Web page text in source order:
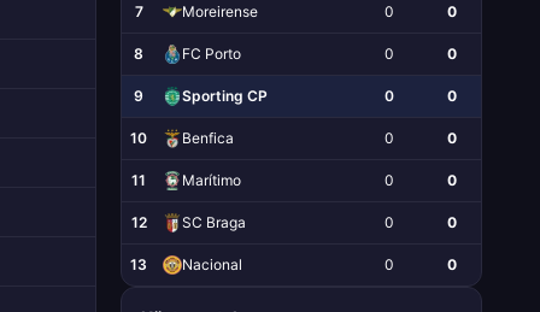
7 Moreirense 0 0
8 FC Porto 0 0
9 Sporting CP 0 0
10 Benfica 0 0
11 Marítimo 0 0
12 SC Braga 0 0
13 Nacional 0 0